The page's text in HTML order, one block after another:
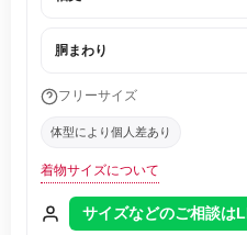
胴まわり
フリーサイズ
体型により個人差あり
着物サイズについて
サイズなどのご相談は